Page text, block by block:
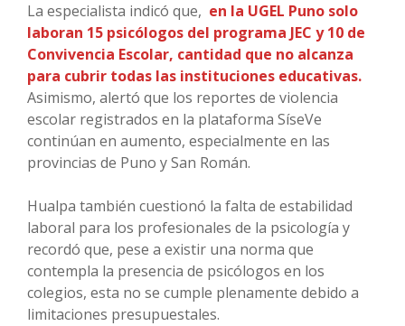
La especialista indicó que, en la UGEL Puno solo
laboran 15 psicólogos del programa JEC y 10 de
Convivencia Escolar, cantidad que no alcanza
para cubrir todas las instituciones educativas.
Asimismo, alertó que los reportes de violencia
escolar registrados en la plataforma SíseVe
continúan en aumento, especialmente en las
provincias de Puno y San Román.
Hualpa también cuestionó la falta de estabilidad
laboral para los profesionales de la psicología y
recordó que, pese a existir una norma que
contempla la presencia de psicólogos en los
colegios, esta no se cumple plenamente debido a
limitaciones presupuestales.